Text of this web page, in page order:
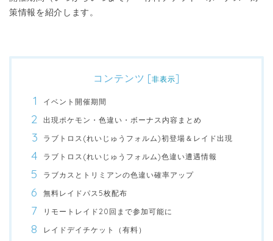
策情報を紹介します。
コンテンツ [非表示]
イベント開催期間
出現ポケモン・色違い・ボーナス内容まとめ
ラブトロス(れいじゅうフォルム)初登場＆レイド出現
ラブトロス(れいじゅうフォルム)色違い遭遇情報
ラブカスとトリミアンの色違い確率アップ
無料レイドパス5枚配布
リモートレイド20回まで参加可能に
レイドデイチケット（有料）